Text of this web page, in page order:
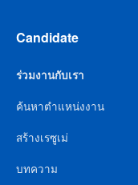
Candidate
ร่วมงานกับเรา
ค้นหาตำแหน่งงาน
สร้างเรซูเม่
บทความ